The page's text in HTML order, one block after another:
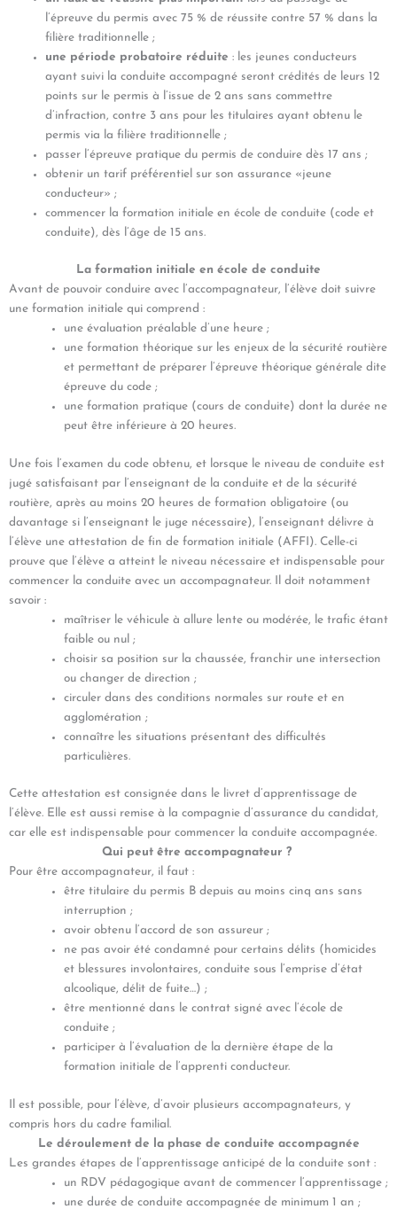
l’épreuve du permis avec 75 % de réussite contre 57 % dans la
filière traditionnelle ;
une période probatoire réduite : les jeunes conducteurs
ayant suivi la conduite accompagné seront crédités de leurs 12
points sur le permis à l’issue de 2 ans sans commettre
d’infraction, contre 3 ans pour les titulaires ayant obtenu le
permis via la filière traditionnelle ;
passer l’épreuve pratique du permis de conduire dès 17 ans ;
obtenir un tarif préférentiel sur son assurance «jeune
conducteur» ;
commencer la formation initiale en école de conduite (code et
conduite), dès l’âge de 15 ans.
La formation initiale en école de conduite
Avant de pouvoir conduire avec l’accompagnateur, l’élève doit suivre
une formation initiale qui comprend :
une évaluation préalable d’une heure ;
une formation théorique sur les enjeux de la sécurité routière
et permettant de préparer l’épreuve théorique générale dite
épreuve du code ;
une formation pratique (cours de conduite) dont la durée ne
peut être inférieure à 20 heures.
Une fois l’examen du code obtenu, et lorsque le niveau de conduite est
jugé satisfaisant par l’enseignant de la conduite et de la sécurité
routière, après au moins 20 heures de formation obligatoire (ou
davantage si l’enseignant le juge nécessaire), l’enseignant délivre à
l’élève une attestation de fin de formation initiale (AFFI). Celle-ci
prouve que l’élève a atteint le niveau nécessaire et indispensable pour
commencer la conduite avec un accompagnateur. Il doit notamment
savoir :
maîtriser le véhicule à allure lente ou modérée, le trafic étant
faible ou nul ;
choisir sa position sur la chaussée, franchir une intersection
ou changer de direction ;
circuler dans des conditions normales sur route et en
agglomération ;
connaître les situations présentant des difficultés
particulières.
Cette attestation est consignée dans le livret d’apprentissage de
l’élève. Elle est aussi remise à la compagnie d’assurance du candidat,
car elle est indispensable pour commencer la conduite accompagnée.
Qui peut être accompagnateur ?
Pour être accompagnateur, il faut :
être titulaire du permis B depuis au moins cinq ans sans
interruption ;
avoir obtenu l’accord de son assureur ;
ne pas avoir été condamné pour certains délits (homicides
et blessures involontaires, conduite sous l’emprise d’état
alcoolique, délit de fuite…) ;
être mentionné dans le contrat signé avec l’école de
conduite ;
participer à l’évaluation de la dernière étape de la
formation initiale de l’apprenti conducteur.
Il est possible, pour l’élève, d’avoir plusieurs accompagnateurs, y
compris hors du cadre familial.
Le déroulement de la phase de conduite accompagnée
Les grandes étapes de l’apprentissage anticipé de la conduite sont :
un RDV pédagogique avant de commencer l’apprentissage ;
une durée de conduite accompagnée de minimum 1 an ;